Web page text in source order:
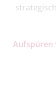
Aufspüren